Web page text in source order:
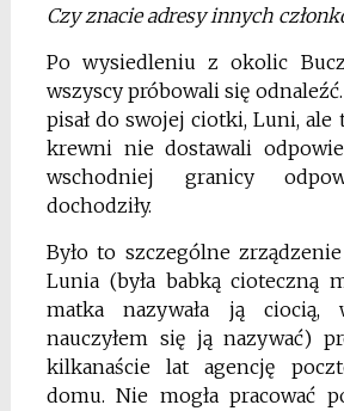
Czy znacie adresy innych
Po wysiedleniu z okolic
wszyscy próbowali się
pisał do swojej ciotki, Luni,
krewni nie dostawali
wschodniej granicy
dochodziły.
Było to szczególne
Lunia (była babką cioteczną
matka nazywała ją
nauczyłem się ją nazywać)
kilkanaście lat agencję
domu. Nie mogła pracować